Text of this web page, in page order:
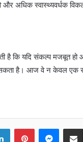
और अधिक स्वास्थ्यवर्धक
है कि यदि संकल्प मजबूत
सकता है। आज वे न केवल एक
LinkedInPinterest